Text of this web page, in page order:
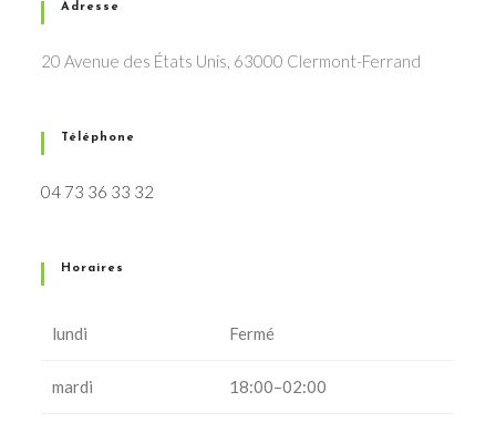
Adresse
20 Avenue des États Unis, 63000 Clermont-Ferrand
Téléphone
04 73 36 33 32
Horaires
lundi Fermé
mardi 18:00–02:00